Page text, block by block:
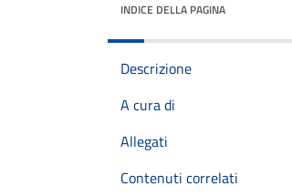
INDICE DELLA PAGINA
Descrizione
A cura di
Allegati
Contenuti correlati